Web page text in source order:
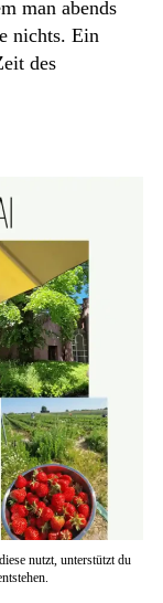
man abends
nichts. Ein
des
nutzt, unterstützt du